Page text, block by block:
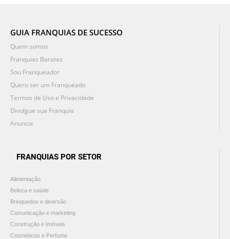
GUIA FRANQUIAS DE SUCESSO
Quem somos
Franquias Baratas
Sou Franqueador
Quero ser um Franqueado
Termos de Uso e Privacidade
Divulgue sua Franquia
Anuncie
FRANQUIAS POR SETOR
Alimentação
Beleza e saúde
Brinquedos e diversão
Comunicação e marketing
Construção e Imóveis
Cosméticos e Perfume